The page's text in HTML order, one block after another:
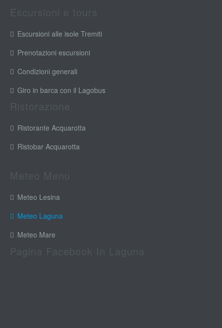
Escursioni alle isole Tremiti
Prenotazioni escursioni
Condizioni generali
Giro in barca con il Lagobus
Ristorante Acquarotta
Ristobar Acquarotta
Meteo Lesina
Meteo Laguna
Meteo Mare